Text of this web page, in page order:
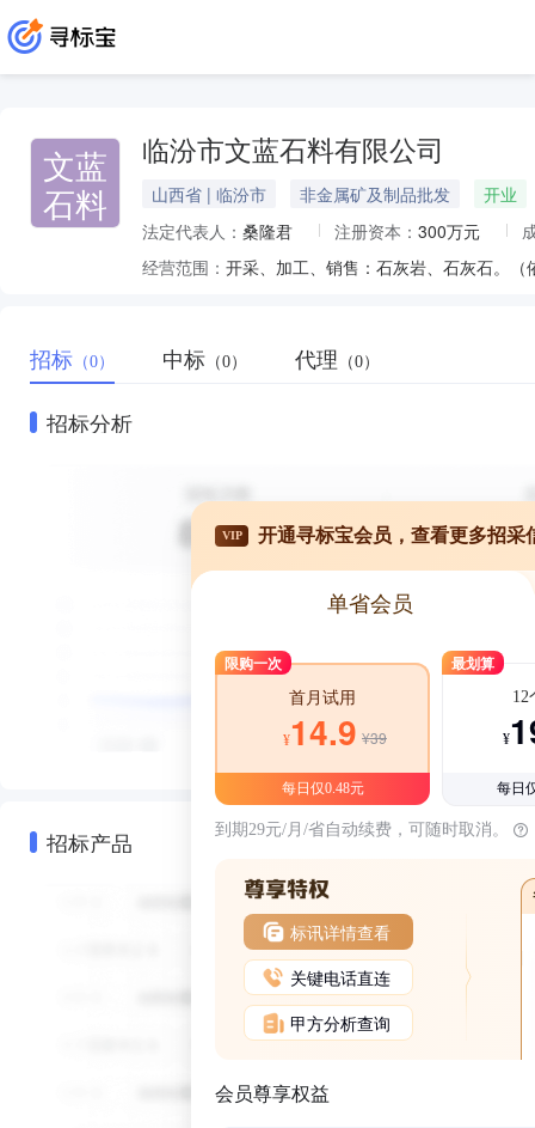
文蓝
石料
临汾市文蓝石料有限公司
山西省 | 临汾市 非金属矿及制品批发
开业
法定代表人： 桑隆君 注册资本： 300万元
经营范围：
招标 （0） 中标 （0） 代理 （0）
招标分析
招标产品
VIP 开通寻标宝会员，查看更多招采
单省会员
限购一次
首月试用
¥14.9 ¥39
每日仅0.48元
最划算
12
¥
每日
到期29元/月/省自动续费，可随时取消。
标讯详情查看
关键电话直连
甲方分析查询
会员尊享权益